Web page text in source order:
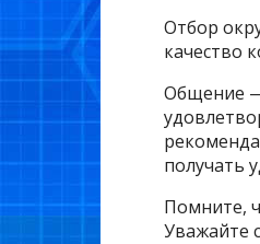
Отбор
качество
Общение —
получать
Помните,
Уважайте